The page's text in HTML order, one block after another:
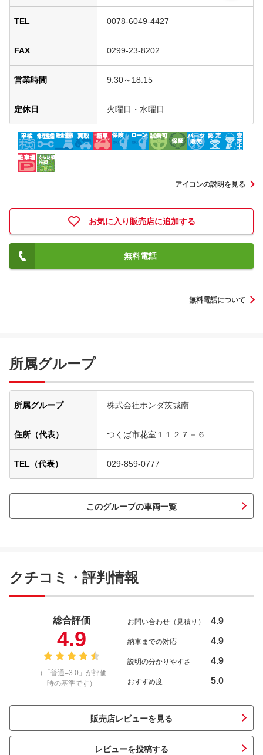
TEL 0078-6049-4427
FAX 0299-23-8202
営業時間 9:30～18:15
定休日 火曜日・水曜日
アイコンの説明を見る
お気に入り販売店に追加する
無料電話
無料電話について
所属グループ
所属グループ 株式会社ホンダ茨城南
住所（代表） つくば市花室１１２７－６
TEL（代表） 029-859-0777
このグループの車両一覧
クチコミ・評判情報
総合評価
4.9
（「普通=3.0」が評価
時の基準です）
お問い合わせ（見積り） 4.9
納車までの対応 4.9
説明の分かりやすさ 4.9
おすすめ度 5.0
販売店レビューを見る
レビューを投稿する